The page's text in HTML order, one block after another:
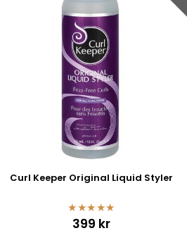
Curl Keeper Original Liquid Styler
★★★★★
399 kr